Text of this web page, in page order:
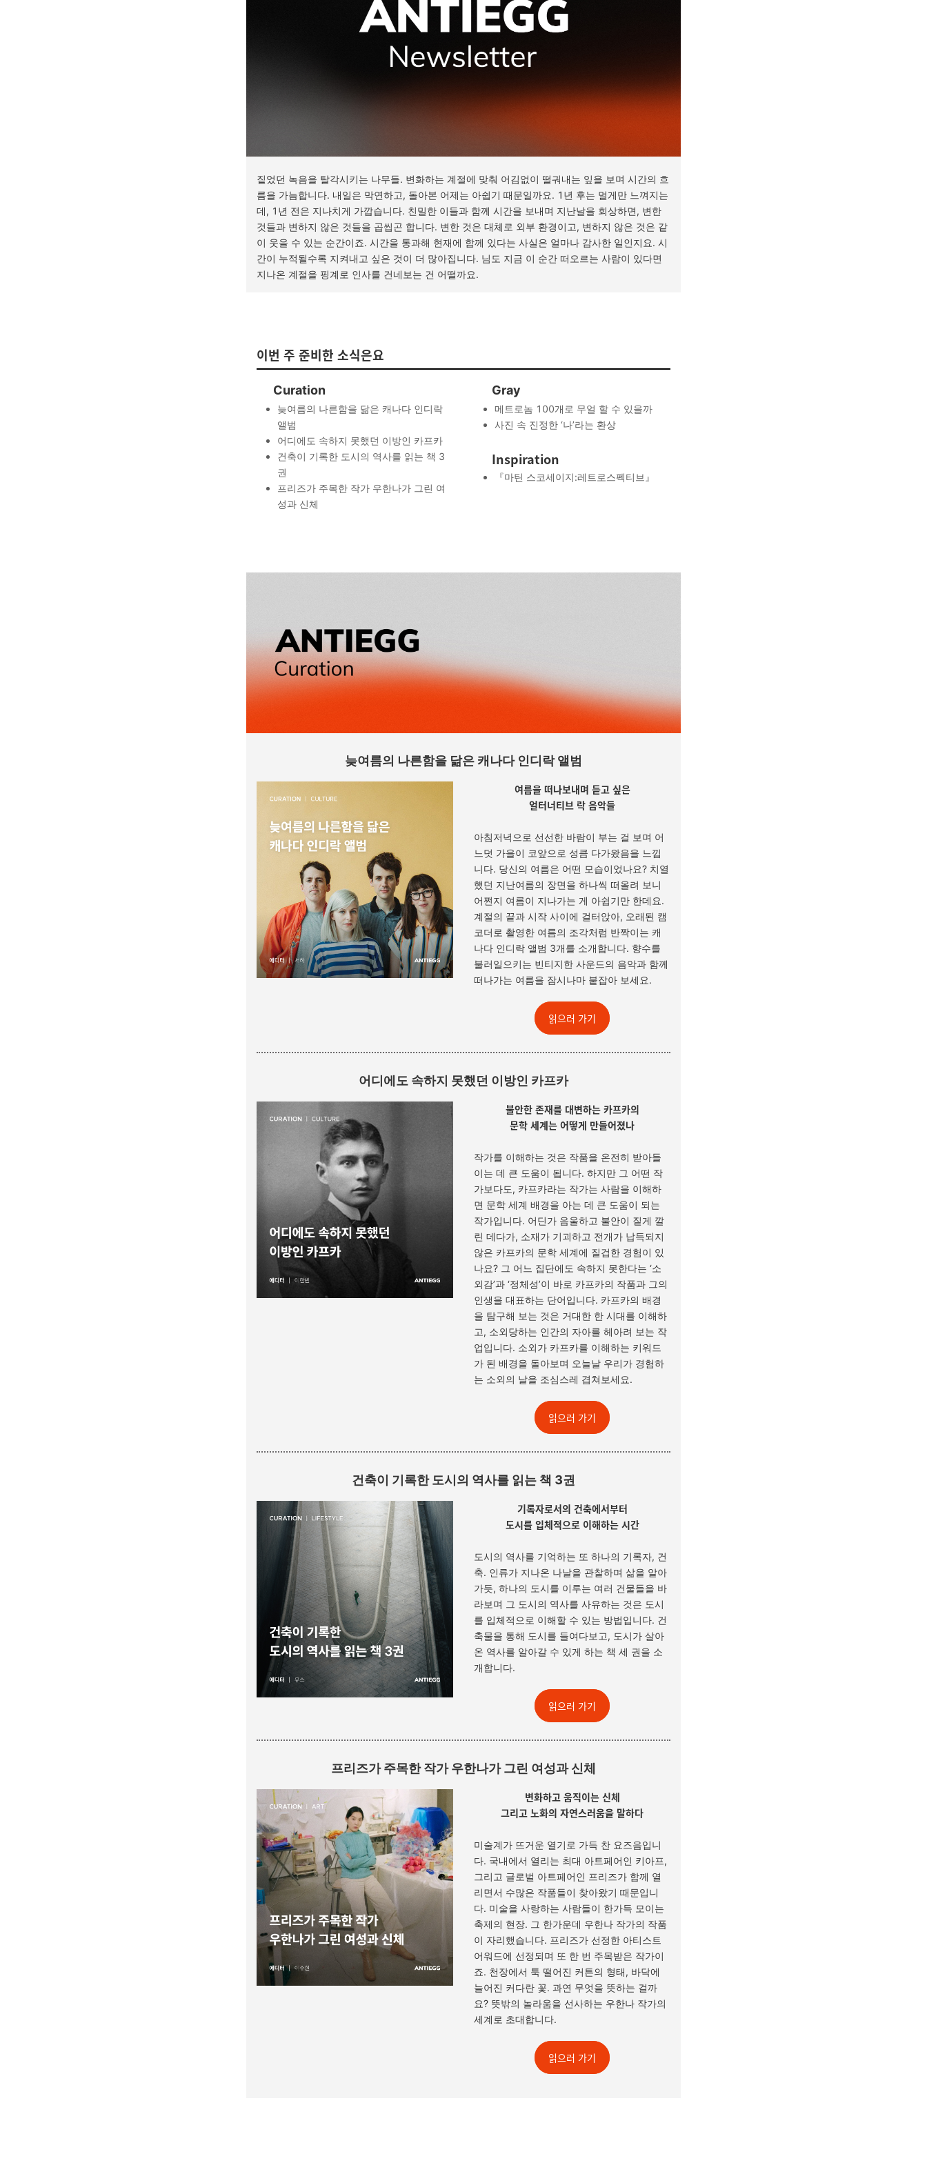
짙었던 녹음을 탈각시키는 나무들. 변화하는 계절에 맞춰 어김없이 떨궈내는 잎을 보며 시간의 흐
름을 가늠합니다. 내일은 막연하고, 돌아본 어제는 아쉽기 때문일까요. 1년 후는 멀게만 느껴지는
데, 1년 전은 지나치게 가깝습니다. 친밀한 이들과 함께 시간을 보내며 지난날을 회상하면, 변한
것들과 변하지 않은 것들을 곱씹곤 합니다. 변한 것은 대체로 외부 환경이고, 변하지 않은 것은 같
이 웃을 수 있는 순간이죠. 시간을 통과해 현재에 함께 있다는 사실은 얼마나 감사한 일인지요. 시
간이 누적될수록 지켜내고 싶은 것이 더 많아집니다. 님도 지금 이 순간 떠오르는 사람이 있다면
지나온 계절을 핑계로 인사를 건네보는 건 어떨까요.
이번 주 준비한 소식은요
Curation
늦여름의 나른함을 닮은 캐나다 인디락
앨범
어디에도 속하지 못했던 이방인 카프카
건축이 기록한 도시의 역사를 읽는 책 3
권
프리즈가 주목한 작가 우한나가 그린 여
성과 신체
Gray
메트로놈 100개로 무얼 할 수 있을까
사진 속 진정한 ‘나’라는 환상
Inspiration
『마틴 스코세이지:레트로스펙티브』
늦여름의 나른함을 닮은 캐나다 인디락 앨범
여름을 떠나보내며 듣고 싶은
얼터너티브 락 음악들
아침저녁으로 선선한 바람이 부는 걸 보며 어
느덧 가을이 코앞으로 성큼 다가왔음을 느낍
니다. 당신의 여름은 어떤 모습이었나요? 치열
했던 지난여름의 장면을 하나씩 떠올려 보니
어쩐지 여름이 지나가는 게 아쉽기만 한데요.
계절의 끝과 시작 사이에 걸터앉아, 오래된 캠
코더로 촬영한 여름의 조각처럼 반짝이는 캐
나다 인디락 앨범 3개를 소개합니다. 향수를
불러일으키는 빈티지한 사운드의 음악과 함께
떠나가는 여름을 잠시나마 붙잡아 보세요.
읽으러 가기
어디에도 속하지 못했던 이방인 카프카
불안한 존재를 대변하는 카프카의
문학 세계는 어떻게 만들어졌나
작가를 이해하는 것은 작품을 온전히 받아들
이는 데 큰 도움이 됩니다. 하지만 그 어떤 작
가보다도, 카프카라는 작가는 사람을 이해하
면 문학 세계 배경을 아는 데 큰 도움이 되는
작가입니다. 어딘가 음울하고 불안이 짙게 깔
린 데다가, 소재가 기괴하고 전개가 납득되지
않은 카프카의 문학 세계에 질겁한 경험이 있
나요? 그 어느 집단에도 속하지 못한다는 ‘소
외감’과 ‘정체성’이 바로 카프카의 작품과 그의
인생을 대표하는 단어입니다. 카프카의 배경
을 탐구해 보는 것은 거대한 한 시대를 이해하
고, 소외당하는 인간의 자아를 헤아려 보는 작
업입니다. 소외가 카프카를 이해하는 키워드
가 된 배경을 돌아보며 오늘날 우리가 경험하
는 소외의 날을 조심스레 겹쳐보세요.
읽으러 가기
건축이 기록한 도시의 역사를 읽는 책 3권
기록자로서의 건축에서부터
도시를 입체적으로 이해하는 시간
도시의 역사를 기억하는 또 하나의 기록자, 건
축. 인류가 지나온 나날을 관찰하며 삶을 알아
가듯, 하나의 도시를 이루는 여러 건물들을 바
라보며 그 도시의 역사를 사유하는 것은 도시
를 입체적으로 이해할 수 있는 방법입니다. 건
축물을 통해 도시를 들여다보고, 도시가 살아
온 역사를 알아갈 수 있게 하는 책 세 권을 소
개합니다.
읽으러 가기
프리즈가 주목한 작가 우한나가 그린 여성과 신체
변화하고 움직이는 신체
그리고 노화의 자연스러움을 말하다
미술계가 뜨거운 열기로 가득 찬 요즈음입니
다. 국내에서 열리는 최대 아트페어인 키아프,
그리고 글로벌 아트페어인 프리즈가 함께 열
리면서 수많은 작품들이 찾아왔기 때문입니
다. 미술을 사랑하는 사람들이 한가득 모이는
축제의 현장. 그 한가운데 우한나 작가의 작품
이 자리했습니다. 프리즈가 선정한 아티스트
어워드에 선정되며 또 한 번 주목받은 작가이
죠. 천장에서 툭 떨어진 커튼의 형태, 바닥에
늘어진 커다란 꽃. 과연 무엇을 뜻하는 걸까
요? 뜻밖의 놀라움을 선사하는 우한나 작가의
세계로 초대합니다.
읽으러 가기